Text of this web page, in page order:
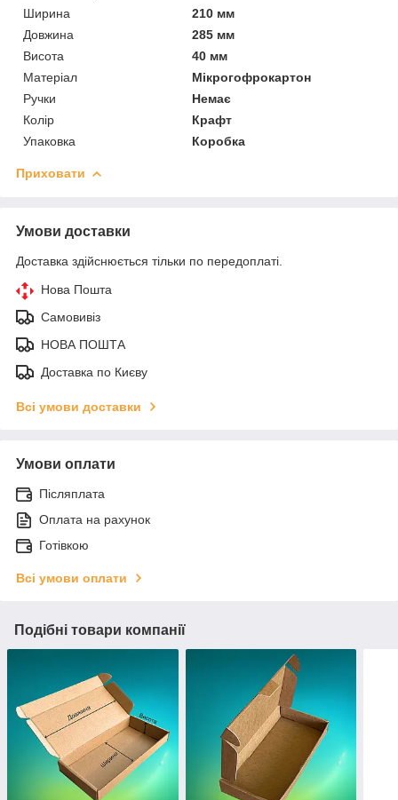
Ширина
210 мм
Довжина
285 мм
Висота
40 мм
Матеріал
Мікрогофрокартон
Ручки
Немає
Колір
Крафт
Упаковка
Коробка
Приховати
Умови доставки
Доставка здійснюється тільки по передоплаті.
Нова Пошта
Самовивіз
НОВА ПОШТА
Доставка по Києву
Всі умови доставки
Умови оплати
Післяплата
Оплата на рахунок
Готівкою
Всі умови оплати
Подібні товари компанії